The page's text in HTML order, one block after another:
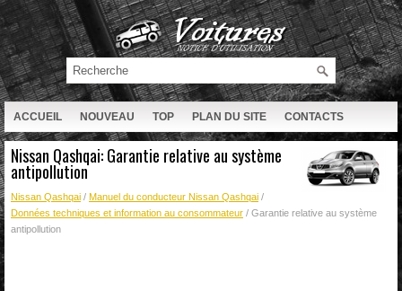
ACCUEIL NOUVEAU TOP PLAN DU SITE CONTACTS
RECHERCHE
Nissan Qashqai: Garantie relative au système
antipollution
Nissan Qashqai / Manuel du conducteur Nissan Qashqai /
Données techniques et information au consommateur / Garantie relative au système
antipollution